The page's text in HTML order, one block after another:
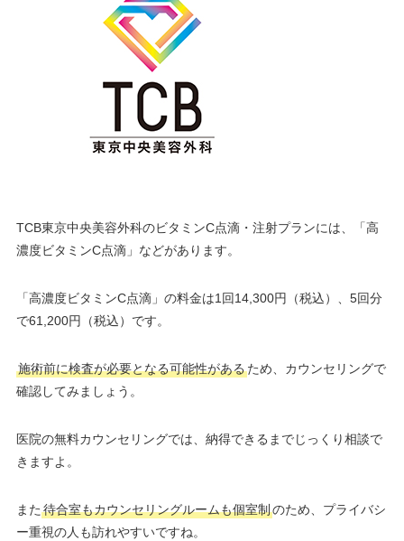
TCB東京中央美容外科のビタミンC点滴・注射プランには、「高
濃度ビタミンC点滴」などがあります。
「高濃度ビタミンC点滴」の料金は1回14,300円（税込）、5回分
で61,200円（税込）です。
施術前に検査が必要となる可能性があるため、カウンセリングで
確認してみましょう。
医院の無料カウンセリングでは、納得できるまでじっくり相談で
きますよ。
また 待合室もカウンセリングルームも個室制のため、プライバシ
ー重視の人も訪れやすいですね。